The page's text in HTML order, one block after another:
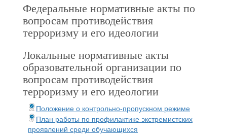
Федеральные нормативные акты по
вопросам противодействия
терроризму и его идеологии
Локальные нормативные акты
образовательной организации по
вопросам противодействия
терроризму и его идеологии
Положение о контрольно-пропускном режиме
План работы по профилактике экстремистских
проявлений среди обучающихся